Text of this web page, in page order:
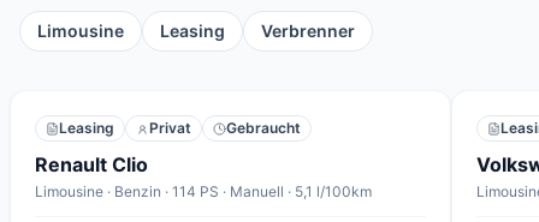
Limousine Leasing Verbrenner
Leasing Privat Gebraucht
Renault Clio
Limousine · Benzin · 114 PS · Manuell · 5,1 l/100km